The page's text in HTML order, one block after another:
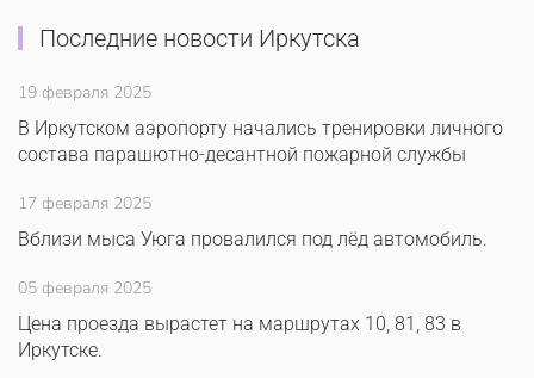
Последние новости Иркутска
19 февраля 2025
В Иркутском аэропорту начались тренировки личного
состава парашютно-десантной пожарной службы
17 февраля 2025
Вблизи мыса Уюга провалился под лёд автомобиль.
05 февраля 2025
Цена проезда вырастет на маршрутах 10, 81, 83 в
Иркутске.